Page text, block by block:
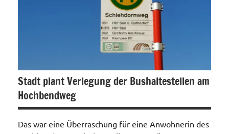
Stadt plant Verlegung der Bushaltestellen am
Hochbendweg
Das war eine Überraschung für eine Anwohnerin des